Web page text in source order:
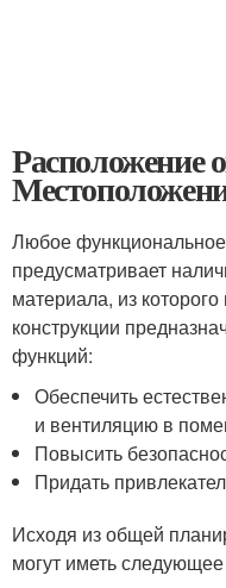
Расположение
Любое
предусматривает
материала, из
конструкции
функций:
Обеспечить
и вентиляцию в
Повысить
Придать
Исходя из общей
могут иметь